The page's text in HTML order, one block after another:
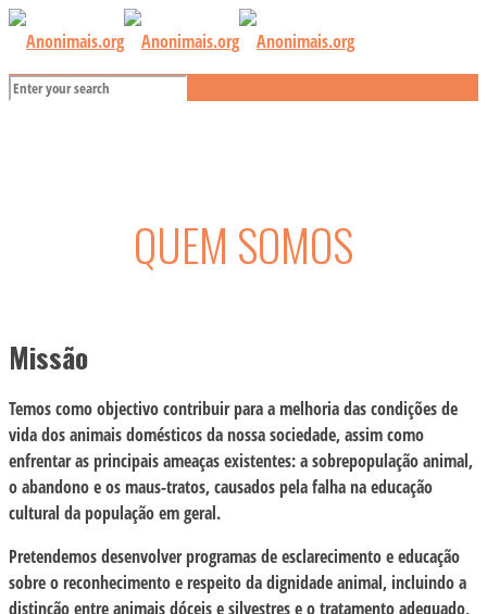
QUEM SOMOS
Missão
Temos como objectivo contribuir para a melhoria das condições de
vida dos animais domésticos da nossa sociedade, assim como
enfrentar as principais ameaças existentes: a sobrepopulação animal,
o abandono e os maus-tratos, causados pela falha na educação
cultural da população em geral.
Pretendemos desenvolver programas de esclarecimento e educação
sobre o reconhecimento e respeito da dignidade animal, incluindo a
distinção entre animais dóceis e silvestres e o tratamento adequado,